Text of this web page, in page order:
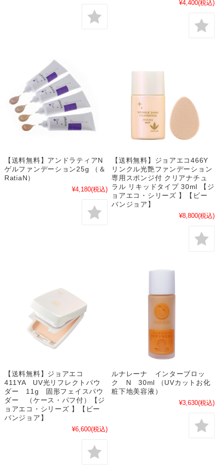
¥4,400(税込)
【送料無料】アンドラティアN
ゲルファンデーション25g （＆
RatiaN）
¥4,180(税込)
【送料無料】ジョアエコ466Y
リンクル光艶ファンデーション
専用スポンジ付 クリアナチュ
ラル リキッドタイプ 30ml 【ジ
ョアエコ・シリーズ 】【ビー
バンジョア】
¥8,800(税込)
【送料無料】ジョアエコ
411YA UV光リフレクトパウ
ダー 11g 固形フェイスパウ
ダー （ケース・パフ付）【ジ
ョアエコ・シリーズ 】【ビー
バンジョア】
¥6,600(税込)
ルナレーナ インターブロッ
ク N 30ml （UVカットお化
粧下地美容液）
¥3,630(税込)